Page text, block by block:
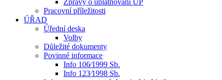
Zprávy o uplatňování ÚP
Pracovní příležitosti
ÚŘAD
Úřední deska
Volby
Důležité dokumenty
Povinné informace
Info 106⁄1999 Sb.
Info 123⁄1998 Sb.